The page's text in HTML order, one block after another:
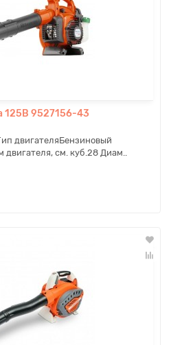
125B 9527156-43
двигателяБензиновый
двигателя, см. куб.28 Диам..